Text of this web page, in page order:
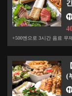
+500엔으로 3시간 음료 무
(